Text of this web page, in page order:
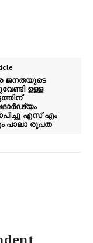
ജനതയുടെ
ഉള്ള
എസ് എം
പാലാ രൂപത